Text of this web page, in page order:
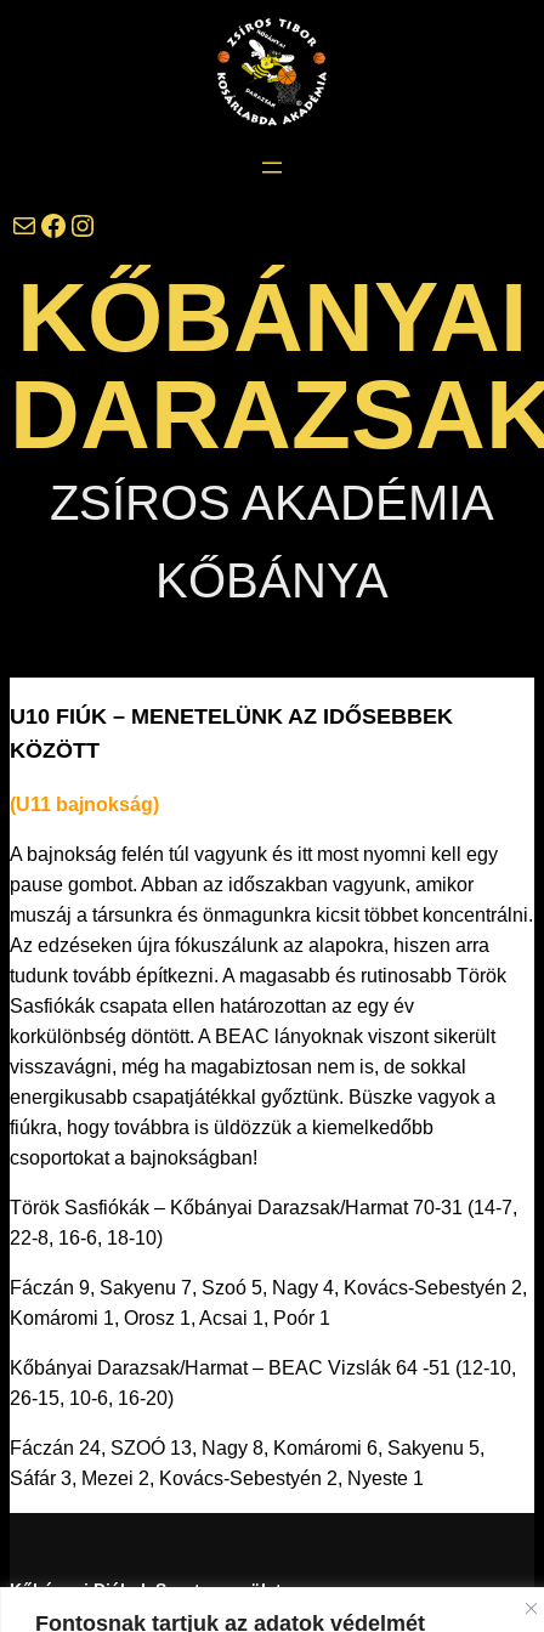
Fontosnak tartjuk az adatok védelmét
darazsak@darazsak.hu @kobanyaidarazsak @darazsak
KŐBÁNYAI
ZSÍROS AKADÉMIA
KŐBÁNYA
U10 FIÚK – MENETELÜNK AZ IDŐSEBBEK
KÖZÖTT
(U11 bajnokság)
A bajnokság felén túl vagyunk és itt most nyomni kell egy
pause gombot. Abban az időszakban vagyunk, amikor
muszáj a társunkra és önmagunkra kicsit többet koncentrálni.
Az edzéseken újra fókuszálunk az alapokra, hiszen arra
tudunk tovább építkezni. A magasabb és rutinosabb Török
Sasfiókák csapata ellen határozottan az egy év
korkülönbség döntött. A BEAC lányoknak viszont sikerült
visszavágni, még ha magabiztosan nem is, de sokkal
energikusabb csapatjátékkal győztünk. Büszke vagyok a
fiúkra, hogy továbbra is üldözzük a kiemelkedőbb
csoportokat a bajnokságban!
Török Sasfiókák – Kőbányai Darazsak/Harmat 70-31 (14-7,
22-8, 16-6, 18-10)
Fáczán 9, Sakyenu 7, Szoó 5, Nagy 4, Kovács-Sebestyén 2,
Komáromi 1, Orosz 1, Acsai 1, Poór 1
Kőbányai Darazsak/Harmat – BEAC Vizslák 64 -51 (12-10,
26-15, 10-6, 16-20)
Fáczán 24, SZOÓ 13, Nagy 8, Komáromi 6, Sakyenu 5,
Sáfár 3, Mezei 2, Kovács-Sebestyén 2, Nyeste 1
Kőbányai Diákok Sportegyesülete